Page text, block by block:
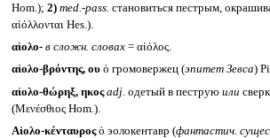
Hom.); 2) med.-pass. становиться пестрым,
αἰόλλονται Hes.).
αἰολο- в сложн. словах= αἰόλος.
αἰολο-βρόντης, ουὁ громовержец (эпитет Зевса)
αἰολο-θώρηξ, ηκοςadj. одетый в пеструю или
(Μενέσθιος Hom.).
Αἰολο-κένταυροςὁ эолокентавр (фантастич.